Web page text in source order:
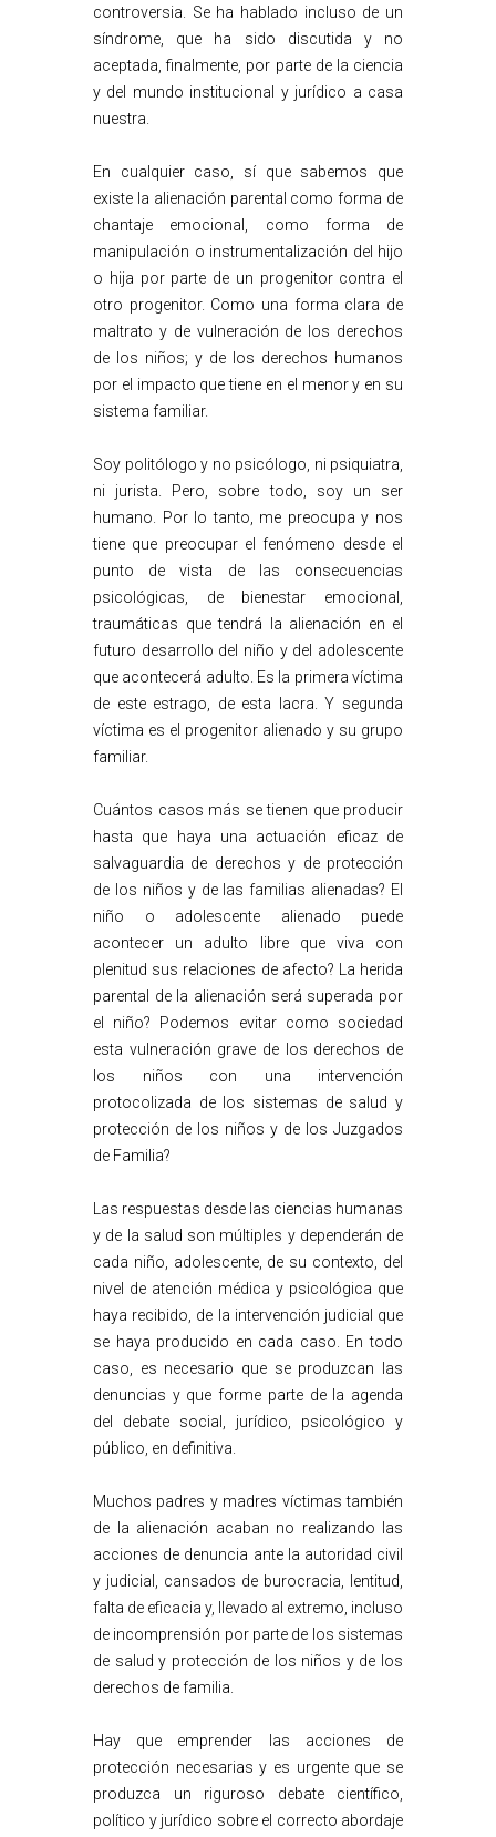
controversia. Se ha hablado incluso de un
síndrome, que ha sido discutida y no
aceptada, finalmente, por parte de la ciencia
y del mundo institucional y jurídico a casa
nuestra.
En cualquier caso, sí que sabemos que
existe la alienación parental como forma de
chantaje emocional, como forma de
manipulación o instrumentalización del hijo
o hija por parte de un progenitor contra el
otro progenitor. Como una forma clara de
maltrato y de vulneración de los derechos
de los niños; y de los derechos humanos
por el impacto que tiene en el menor y en su
sistema familiar.
Soy politólogo y no psicólogo, ni psiquiatra,
ni jurista. Pero, sobre todo, soy un ser
humano. Por lo tanto, me preocupa y nos
tiene que preocupar el fenómeno desde el
punto de vista de las consecuencias
psicológicas, de bienestar emocional,
traumáticas que tendrá la alienación en el
futuro desarrollo del niño y del adolescente
que acontecerá adulto. Es la primera víctima
de este estrago, de esta lacra. Y segunda
víctima es el progenitor alienado y su grupo
familiar.
Cuántos casos más se tienen que producir
hasta que haya una actuación eficaz de
salvaguardia de derechos y de protección
de los niños y de las familias alienadas? El
niño o adolescente alienado puede
acontecer un adulto libre que viva con
plenitud sus relaciones de afecto? La herida
parental de la alienación será superada por
el niño? Podemos evitar como sociedad
esta vulneración grave de los derechos de
los niños con una intervención
protocolizada de los sistemas de salud y
protección de los niños y de los Juzgados
de Familia?
Las respuestas desde las ciencias humanas
y de la salud son múltiples y dependerán de
cada niño, adolescente, de su contexto, del
nivel de atención médica y psicológica que
haya recibido, de la intervención judicial que
se haya producido en cada caso. En todo
caso, es necesario que se produzcan las
denuncias y que forme parte de la agenda
del debate social, jurídico, psicológico y
público, en definitiva.
Muchos padres y madres víctimas también
de la alienación acaban no realizando las
acciones de denuncia ante la autoridad civil
y judicial, cansados de burocracia, lentitud,
falta de eficacia y, llevado al extremo, incluso
de incomprensión por parte de los sistemas
de salud y protección de los niños y de los
derechos de familia.
Hay que emprender las acciones de
protección necesarias y es urgente que se
produzca un riguroso debate científico,
político y jurídico sobre el correcto abordaje